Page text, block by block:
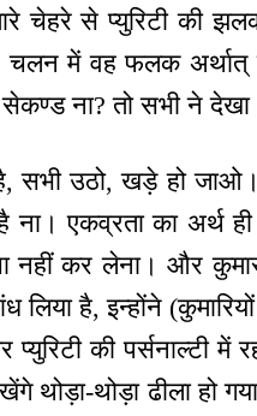
चेहरे से प्युरिटी की
में वह फलक अर्थात्
ना? तो सभी ने
उठो, खड़े हो जाओ।
एकव्रता का अर्थ ही
नहीं कर लेना। और
लिया है, इन्होंने
प्युरिटी की पर्सनाल्टी
थोड़ा-थोड़ा ढीला हो